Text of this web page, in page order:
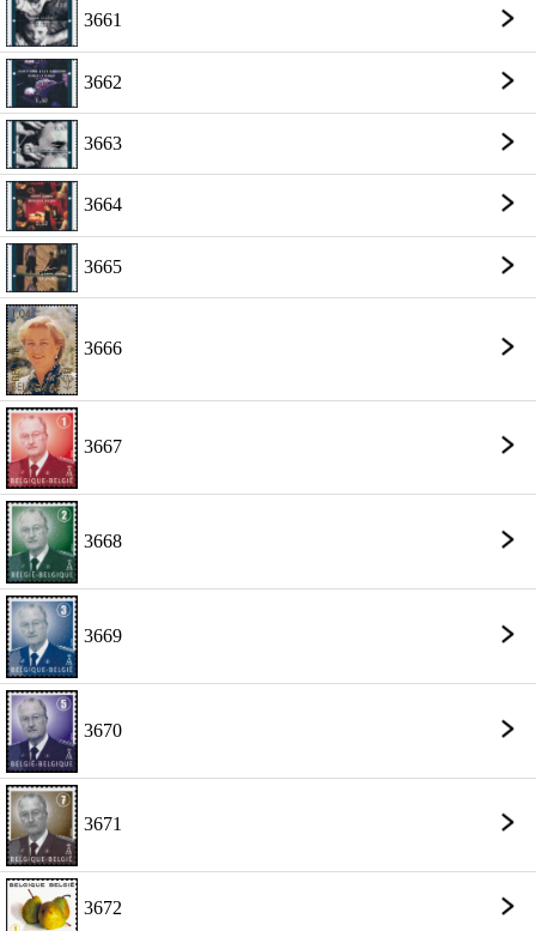
3661
3662
3663
3664
3665
3666
3667
3668
3669
3670
3671
3672